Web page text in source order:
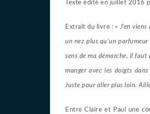
Texte édité en juillet 2016
Extrait du livre : « J’en
un nez plus qu’un
sens de ma démarche, il faut
manger avec les doigts
Juste pour aller plus loin.
Entre Claire et Paul une